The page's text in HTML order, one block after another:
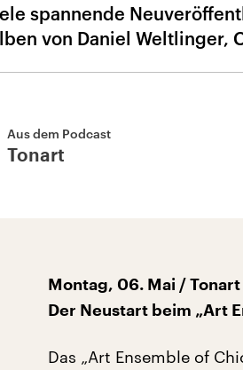
spannende
von Daniel Weltlinger,
Aus dem Podcast
Tonart
Montag, 06. Mai /
Der Neustart beim „Art
Das „Art Ensemble of